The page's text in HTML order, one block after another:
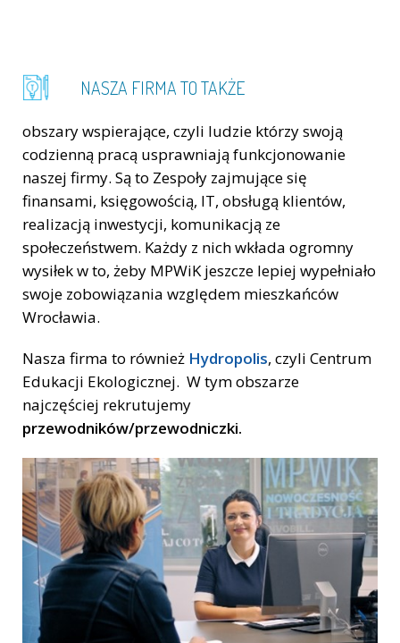
NASZA FIRMA TO TAKŻE
obszary wspierające, czyli ludzie którzy swoją
codzienną pracą usprawniają funkcjonowanie
naszej firmy. Są to Zespoły zajmujące się
finansami, księgowością, IT, obsługą klientów,
realizacją inwestycji, komunikacją ze
społeczeństwem. Każdy z nich wkłada ogromny
wysiłek w to, żeby MPWiK jeszcze lepiej wypełniało
swoje zobowiązania względem mieszkańców
Wrocławia.
Nasza firma to również Hydropolis, czyli Centrum
Edukacji Ekologicznej. W tym obszarze
najczęściej rekrutujemy
przewodników/przewodniczki.